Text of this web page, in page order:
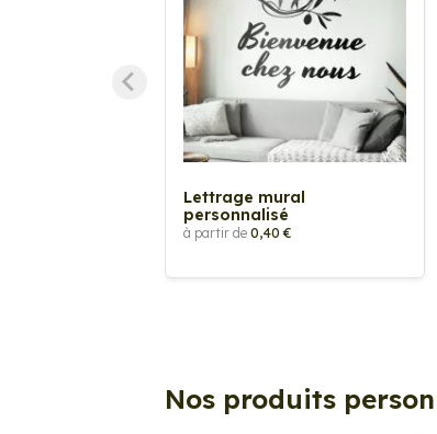
Lettrage mural
personnalisé
à partir de 0,40 €
Nos produits